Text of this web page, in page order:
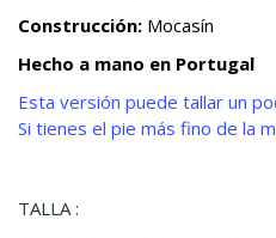
Construcción: Mocasín
Hecho a mano en Portugal
Esta versión puede tallar un
Si tienes el pie más fino de la
TALLA :